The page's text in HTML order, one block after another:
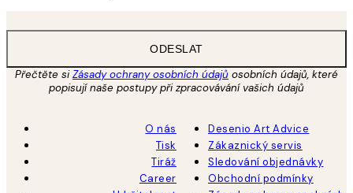
ODESLAT
Přečtěte siZásady ochrany osobních údajů osobních údajů, které
popisují naše postupy při zpracovávání vašich údajů
O nás
Tisk
Tiráž
Career
Desenio Art Advice
Zákaznický servis
Sledování objednávky
Obchodní podmínky